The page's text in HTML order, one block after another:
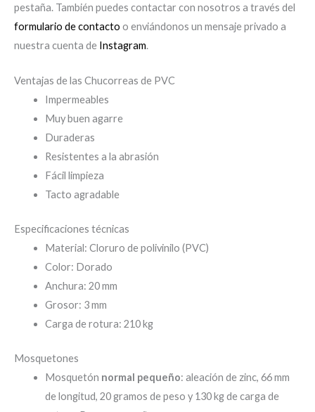
pestaña. También puedes contactar con nosotros a través del
formulario de contacto o enviándonos un mensaje privado a
nuestra cuenta de Instagram.
Ventajas de las Chucorreas de PVC
Impermeables
Muy buen agarre
Duraderas
Resistentes a la abrasión
Fácil limpieza
Tacto agradable
Especificaciones técnicas
Material: Cloruro de polivinilo (PVC)
Color: Dorado
Anchura: 20 mm
Grosor: 3 mm
Carga de rotura: 210 kg
Mosquetones
Mosquetón normal pequeño: aleación de zinc, 66 mm
de longitud, 20 gramos de peso y 130 kg de carga de